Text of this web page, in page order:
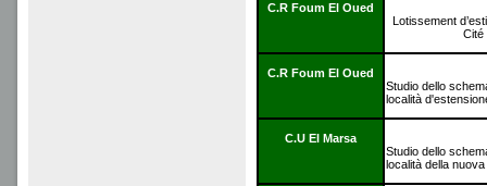
C.R Foum El Oued
Lotissement
Cité
C.R Foum El Oued
Studio dello
località
C.U El Marsa
Studio dello
località della